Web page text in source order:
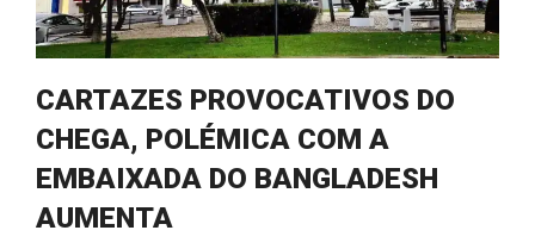
CARTAZES PROVOCATIVOS DO
CHEGA, POLÉMICA COM A
EMBAIXADA DO BANGLADESH
AUMENTA